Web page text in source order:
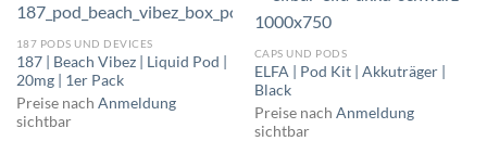
187 PODS UND DEVICES
187 | Beach Vibez | Liquid Pod |
20mg | 1er Pack
Preise nach Anmeldung
sichtbar
CAPS UND PODS
ELFA | Pod Kit | Akkuträger |
Black
Preise nach Anmeldung
sichtbar